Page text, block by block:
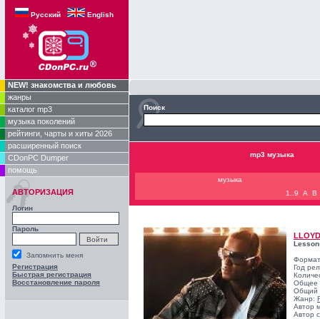
Русский English
NEW! знакомства и любовь
жанры
каталог mp3
музыка поколений
рейтинги, чарты и хиты 2026
расширенный поиск
CDonPC Dumper
помощь
АВТОРИЗАЦИЯ
Логин
Пароль
Запомнить меня
Регистрация
Быстрая регистрация
Восстановление пароля
Поиск
mp3 музыка
музыка
1..9
A B
LLOYD
Год
Общее
Общий
Жанр:
Автор
Автор